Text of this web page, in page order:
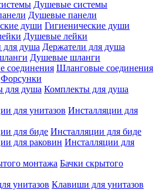
Душевые системы
Душевые панели
Гигиенические души
Душевые лейки
Держатели для душа
Душевые шланги
Шланговые соединения
Форсунки
Комплекты для душа
Инсталляции для
Инсталляции для биде
Инсталляции для
Бачки скрытого
Клавиши для унитазов